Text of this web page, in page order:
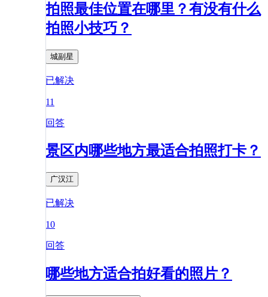
拍照最佳位置在哪里？有没有什么
拍照小技巧？
城副星
已解决
11
回答
景区内哪些地方最适合拍照打卡？
广汉江
已解决
10
回答
哪些地方适合拍好看的照片？